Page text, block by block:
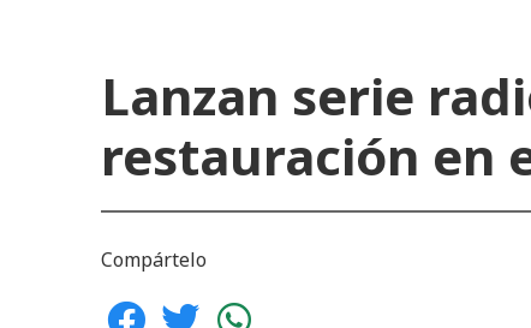
Lanzan serie
restauración en
Compártelo